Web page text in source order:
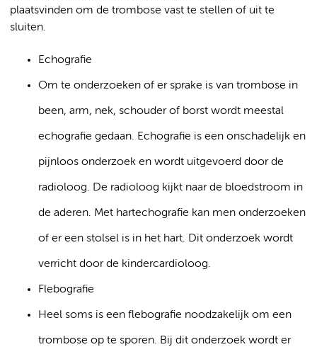
plaatsvinden om de trombose vast te stellen of uit te
sluiten.
Echografie
Om te onderzoeken of er sprake is van trombose in
been, arm, nek, schouder of borst wordt meestal
echografie gedaan. Echografie is een onschadelijk en
pijnloos onderzoek en wordt uitgevoerd door de
radioloog. De radioloog kijkt naar de bloedstroom in
de aderen. Met hartechografie kan men onderzoeken
of er een stolsel is in het hart. Dit onderzoek wordt
verricht door de kindercardioloog.
Flebografie
Heel soms is een flebografie noodzakelijk om een
trombose op te sporen. Bij dit onderzoek wordt er